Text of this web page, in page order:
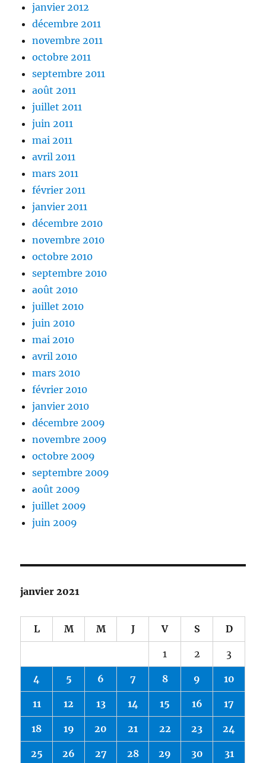
janvier 2012
décembre 2011
novembre 2011
octobre 2011
septembre 2011
août 2011
juillet 2011
juin 2011
mai 2011
avril 2011
mars 2011
février 2011
janvier 2011
décembre 2010
novembre 2010
octobre 2010
septembre 2010
août 2010
juillet 2010
juin 2010
mai 2010
avril 2010
mars 2010
février 2010
janvier 2010
décembre 2009
novembre 2009
octobre 2009
septembre 2009
août 2009
juillet 2009
juin 2009
janvier 2021
L M M J V S D
1 2 3
4 5 6 7 8 9 10
11 12 13 14 15 16 17
18 19 20 21 22 23 24
25 26 27 28 29 30 31